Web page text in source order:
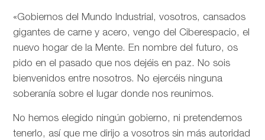
«Gobiernos del Mundo Industrial, vosotros, cansados
gigantes de carne y acero, vengo del Ciberespacio, el
nuevo hogar de la Mente. En nombre del futuro, os
pido en el pasado que nos dejéis en paz. No sois
bienvenidos entre nosotros. No ejercéis ninguna
soberanía sobre el lugar donde nos reunimos.
No hemos elegido ningún gobierno, ni pretendemos
tenerlo, así que me dirijo a vosotros sin más autoridad